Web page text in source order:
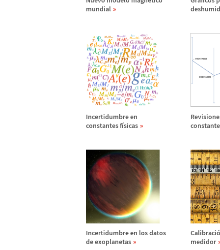
mundial
Incertidumbre en
constantes físicas
Incertidumbre en los datos
de exoplanetas
Calibració
medidor